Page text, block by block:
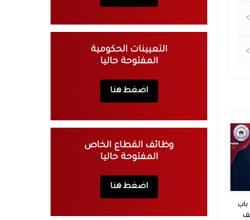
باب
التعيينات الحكومية
المفتوحة حاليا
اضغط هنا
وظائف القطاع الخاص
المفتوحة حاليا
اضغط هنا